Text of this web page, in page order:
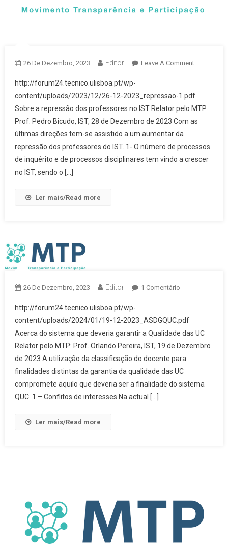
26 De Dezembro, 2023 Editor Leave A CommentOn
Repressão
Dos
IST
http://forum24.tecnico.ulisboa.pt/wp-
content/uploads/2023/12/26-12-2023_repressao-1.pdf
Sobre a repressão dos professores no IST Relator pelo MTP :
Prof. Pedro Bicudo, IST, 28 de Dezembro de 2023 Com as
últimas direções tem-se assistido a um aumentar da
repressão dos professores do IST. 1- O número de processos
de inquérito e de processos disciplinares tem vindo a crescer
no IST, sendo o […]
Ler mais/Read more
26 De Dezembro, 2023 Editor 1 Comentário
Sistema
Que
Deveria
Garantir
A
Qualidade
http://forum24.tecnico.ulisboa.pt/wp-
content/uploads/2024/01/19-12-2023_ASDGQUC.pdf
Acerca do sistema que deveria garantir a Qualidade das UC
Relator pelo MTP: Prof. Orlando Pereira, IST, 19 de Dezembro
de 2023 A utilização da classificação do docente para
finalidades distintas da garantia da qualidade das UC
compromete aquilo que deveria ser a finalidade do sistema
QUC. 1 – Conflitos de interesses Na actual […]
Ler mais/Read more